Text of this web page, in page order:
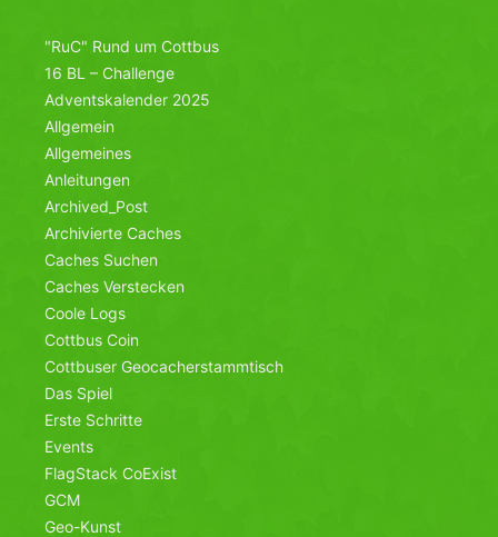
"RuC" Rund um Cottbus
16 BL – Challenge
Adventskalender 2025
Allgemein
Allgemeines
Anleitungen
Archived_Post
Archivierte Caches
Caches Suchen
Caches Verstecken
Coole Logs
Cottbus Coin
Cottbuser Geocacherstammtisch
Das Spiel
Erste Schritte
Events
FlagStack CoExist
GCM
Geo-Kunst